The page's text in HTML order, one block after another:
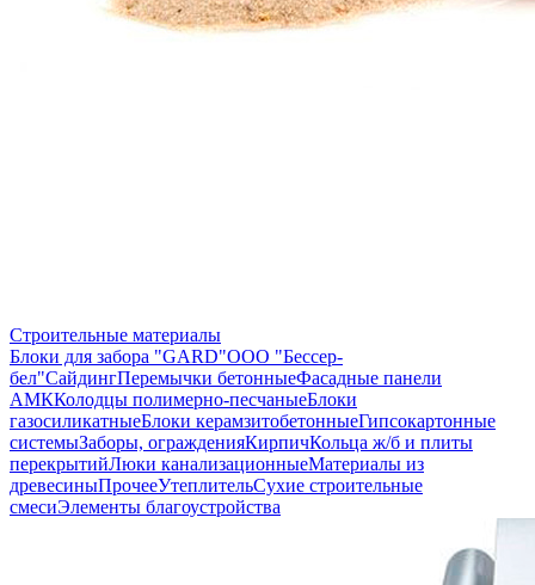
Строительные материалы
Блоки для забора "GARD"ООО "Бессер-
бел"СайдингПеремычки бетонныеФасадные панели
АМККолодцы полимерно-песчаныеБлоки
газосиликатныеБлоки керамзитобетонныеГипсокартонные
системыЗаборы, огражденияКирпичКольца ж/б и плиты
перекрытийЛюки канализационныеМатериалы из
древесиныПрочееУтеплительСухие строительные
смесиЭлементы благоустройства